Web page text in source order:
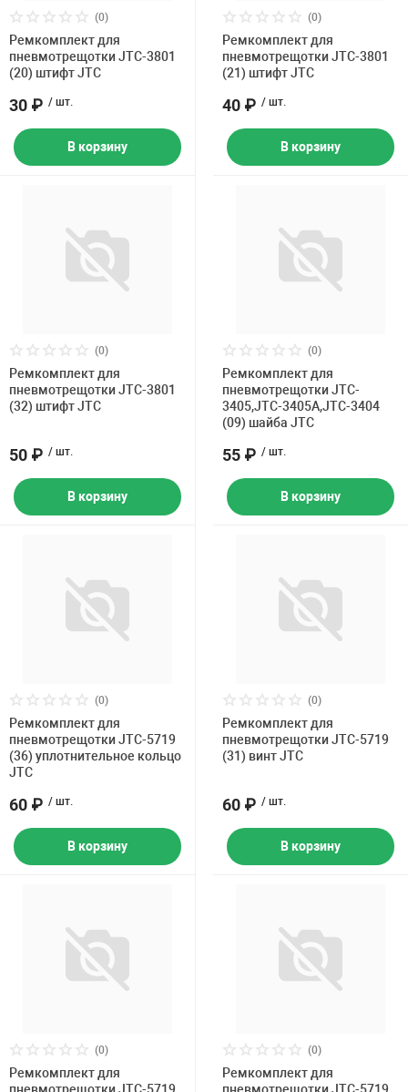
Накачка колес
Оборудование
Мотоадаптеры
Правка дисков
Разное
(0)
Ремкомплект для
пневмотрещотки JTC-3801
(20) штифт JTC
30 ₽ / шт.
В корзину
(0)
Ремкомплект для
пневмотрещотки JTC-3801
(21) штифт JTC
40 ₽ / шт.
В корзину
(0)
Ремкомплект для
пневмотрещотки JTC-3801
(32) штифт JTC
50 ₽ / шт.
В корзину
(0)
Ремкомплект для
пневмотрещотки JTC-
3405,JTC-3405A,JTC-3404
(09) шайба JTC
55 ₽ / шт.
В корзину
(0)
Ремкомплект для
пневмотрещотки JTC-5719
(36) уплотнительное кольцо
JTC
60 ₽ / шт.
В корзину
(0)
Ремкомплект для
пневмотрещотки JTC-5719
(31) винт JTC
60 ₽ / шт.
В корзину
(0)
Ремкомплект для
(0)
Ремкомплект для